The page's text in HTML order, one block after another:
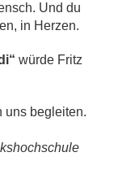
Und du
in Herzen.
würde Fritz
uns begleiten.